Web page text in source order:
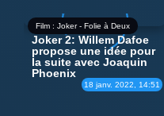
Film : Joker - Folie à Deux
18 janv. 2022, 14:51
Joker 2: Willem Dafoe
propose une idée pour
la suite avec Joaquin
Phoenix